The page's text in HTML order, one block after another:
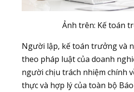
Ảnh trên: Kế toán
Người lập, kế toán trưởng và
theo pháp luật của doanh
người chịu trách nhiệm chính
thực và hợp lý của toàn bộ